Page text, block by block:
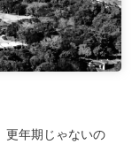
更年期じゃないの